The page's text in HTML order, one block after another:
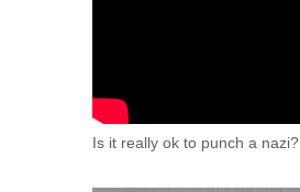
Is it really ok to punch a nazi?